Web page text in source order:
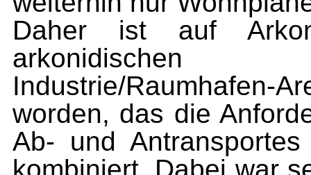
Daher ist auf
arkonidischen
Industrie/
worden, das die
Ab- und